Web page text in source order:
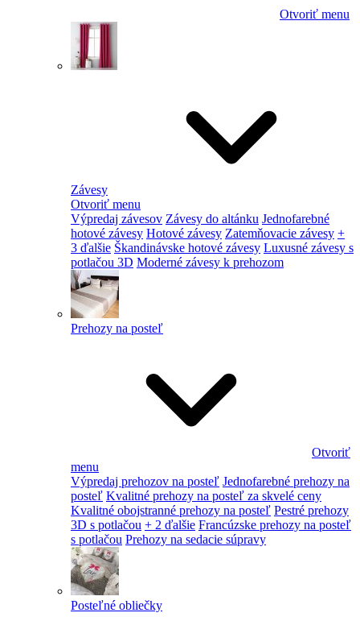
Otvoriť menu
Závesy
Otvoriť menu
Výpredaj závesov Závesy do altánku Jednofarebné
hotové závesy Hotové závesy Zatemňovacie závesy +
3 ďalšie Škandinávske hotové závesy Luxusné závesy s
potlačou 3D Moderné závesy k prehozom
Prehozy na posteľ
Otvoriť
menu
Výpredaj prehozov na posteľ Jednofarebné prehozy na
posteľ Kvalitné prehozy na posteľ za skvelé ceny
Kvalitné obojstranné prehozy na posteľ Pestré prehozy
3D s potlačou + 2 ďalšie Francúzske prehozy na posteľ
s potlačou Prehozy na sedacie súpravy
Posteľné obliečky